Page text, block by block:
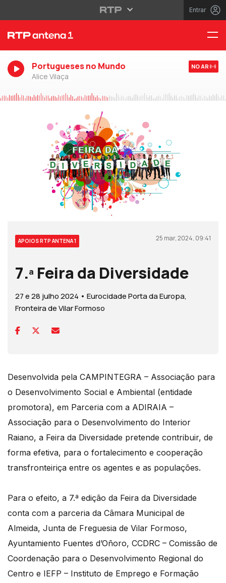
Entrar
Portugueses no Mundo
Alice Vilaça
NO AR
APOIOS RTP ANTENA 1 25 mar, 2024, 09:41
7.ª Feira da Diversidade
27 e 28 julho 2024 • Eurocidade Porta da Europa,
Fronteira de Vilar Formoso
Desenvolvida pela CAMPINTEGRA – Associação para
o Desenvolvimento Social e Ambiental (entidade
promotora), em Parceria com a ADIRAIA –
Associação para o Desenvolvimento do Interior
Raiano, a Feira da Diversidade pretende contribuir, de
forma efetiva, para o fortalecimento e cooperação
transfronteiriça entre os agentes e as populações.
Para o efeito, a 7.ª edição da Feira da Diversidade
conta com a parceria da Câmara Municipal de
Almeida, Junta de Freguesia de Vilar Formoso,
Ayuntamiento Fuentes d’Oñoro, CCDRC – Comissão de
Coordenação para o Desenvolvimento Regional do
Centro e IEFP – Instituto de Emprego e Formação